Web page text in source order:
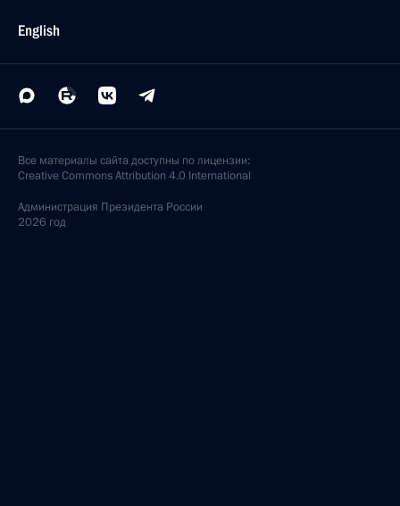
English
Все материалы сайта доступны по лицензии:
Creative Commons Attribution 4.0 International
Администрация Президента России
2026 год